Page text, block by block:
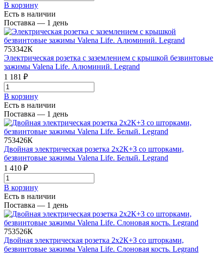
В корзинy
Есть в наличии
Поставка — 1 день
753342К
Электрическая розетка с заземлением с крышкой безвинтовые
зажимы Valena Life. Алюминий. Legrand
1 181 ₽
В корзинy
Есть в наличии
Поставка — 1 день
753426К
Двойная электрическая розетка 2х2К+З со шторками,
безвинтовые зажимы Valena Life. Белый. Legrand
1 410 ₽
В корзинy
Есть в наличии
Поставка — 1 день
753526К
Двойная электрическая розетка 2х2К+З со шторками,
безвинтовые зажимы Valena Life. Слоновая кость. Legrand